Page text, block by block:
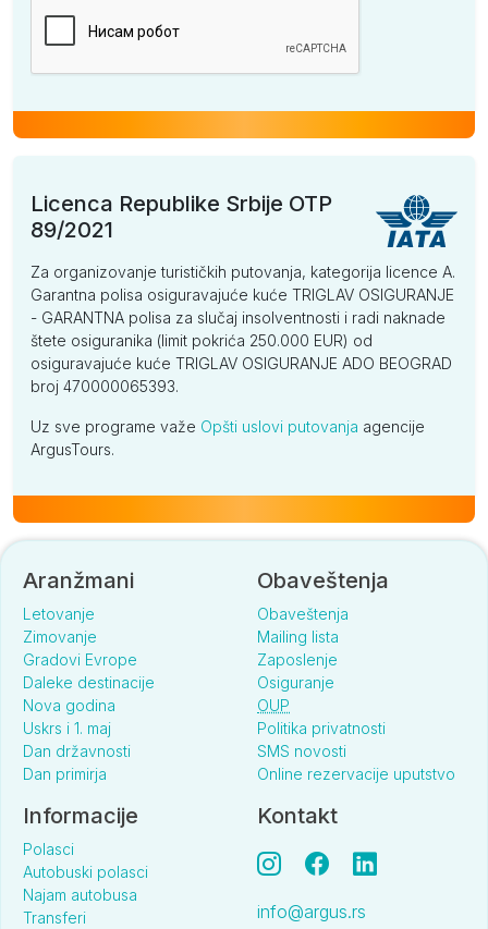
Licenca Republike Srbije OTP
89/2021
Za organizovanje turističkih putovanja, kategorija licence A.
Garantna polisa osiguravajuće kuće TRIGLAV OSIGURANJE
- GARANTNA polisa za slučaj insolventnosti i radi naknade
štete osiguranika (limit pokrića 250.000 EUR) od
osiguravajuće kuće TRIGLAV OSIGURANJE ADO BEOGRAD
broj 470000065393.
Uz sve programe važe Opšti uslovi putovanja agencije
ArgusTours.
Aranžmani
Letovanje
Zimovanje
Gradovi Evrope
Daleke destinacije
Nova godina
Uskrs i 1. maj
Dan državnosti
Dan primirja
Obaveštenja
Obaveštenja
Mailing lista
Zaposlenje
Osiguranje
OUP
Politika privatnosti
SMS novosti
Online rezervacije uputstvo
Informacije
Polasci
Autobuski polasci
Najam autobusa
Transferi
Kontakt
info@argus.rs